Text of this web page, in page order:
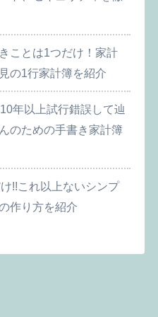
ことは1つだけ！家計
の1行家計簿を紹介
年以上試行錯誤して辿
のための手書き家計簿
!!これ以上ないシンプ
作り方を紹介